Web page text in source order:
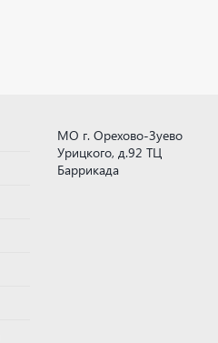
МО г. Орехово-Зуево
Урицкого, д.92 ТЦ
Баррикада